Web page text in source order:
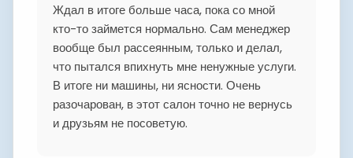
Ждал в итоге больше часа, пока со мной
кто-то займется нормально. Сам менеджер
вообще был рассеянным, только и делал,
что пытался впихнуть мне ненужные услуги.
В итоге ни машины, ни ясности. Очень
разочарован, в этот салон точно не вернусь
и друзьям не посоветую.